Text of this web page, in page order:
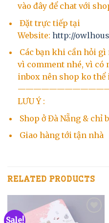
vào đây để chat với
Đặt trực tiếp tại
Website: http://
Các bạn khi cần hỏi
vì comment nhé, vì có
inbox nên shop ko thể
LƯU Ý :
Shop ở Đà Nẵng & chỉ
Giao hàng tới tận nhà
RELATED PRODUCTS
Sale!